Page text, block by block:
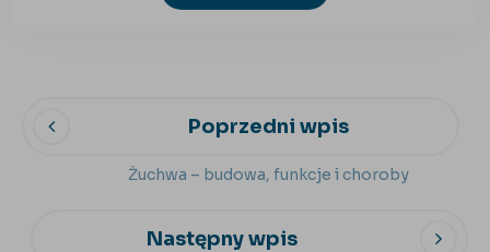
Poprzedni wpis
Żuchwa – budowa, funkcje i choroby
Następny wpis